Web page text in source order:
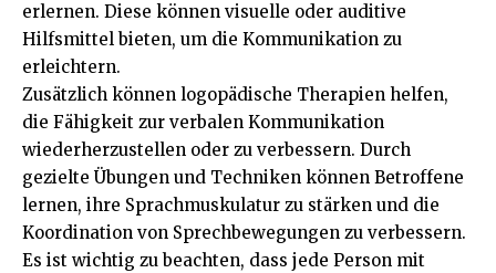
erlernen. Diese können visuelle oder auditive
Hilfsmittel bieten, um die Kommunikation zu
erleichtern.
Zusätzlich können logopädische Therapien helfen,
die Fähigkeit zur verbalen Kommunikation
wiederherzustellen oder zu verbessern. Durch
gezielte Übungen und Techniken können Betroffene
lernen, ihre Sprachmuskulatur zu stärken und die
Koordination von Sprechbewegungen zu verbessern.
Es ist wichtig zu beachten, dass jede Person mit